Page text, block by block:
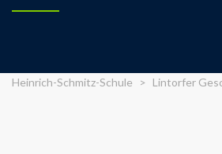
Heinrich-Schmitz-Schule > Lintorfer